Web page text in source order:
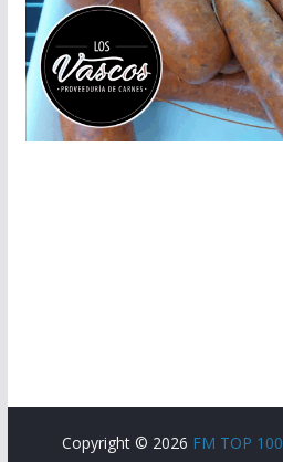
Copyright © 2026 FM TOP 100